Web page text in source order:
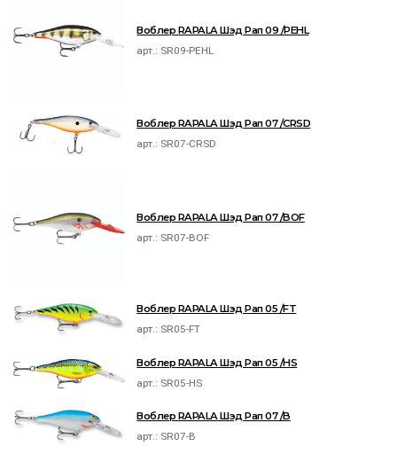
Воблер RAPALA Шэд Рап 09 /PEHL
арт.: SR09-PEHL
Воблер RAPALA Шэд Рап 07 /CRSD
арт.: SR07-CRSD
Воблер RAPALA Шэд Рап 07 /BOF
арт.: SR07-BOF
Воблер RAPALA Шэд Рап 05 /FT
арт.: SR05-FT
Воблер RAPALA Шэд Рап 05 /HS
арт.: SR05-HS
Воблер RAPALA Шэд Рап 07 /B
арт.: SR07-B